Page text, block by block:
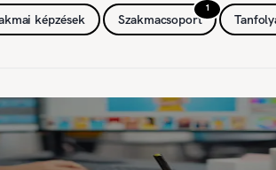
képzések
1
Szakmacsoport